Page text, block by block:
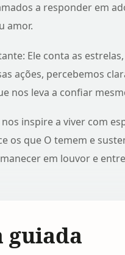
a responder em
amor.
Ele conta as
ações, percebemos
nos leva a confiar
inspire a viver com
os que O temem e
em louvor e
guiada